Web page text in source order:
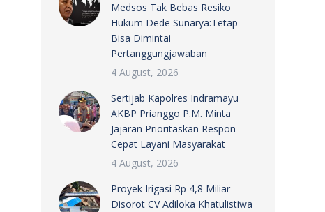
Medsos Tak Bebas Resiko
Hukum Dede Sunarya:Tetap
Bisa Dimintai
Pertanggungjawaban
4 August, 2026
Sertijab Kapolres Indramayu
AKBP Prianggo P.M. Minta
Jajaran Prioritaskan Respon
Cepat Layani Masyarakat
4 August, 2026
Proyek Irigasi Rp 4,8 Miliar
Disorot CV Adiloka Khatulistiwa